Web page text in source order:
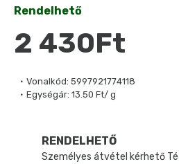
Vonalkód: 5997921774118
Egységár: 13.50 Ft/ g
Rendelhető
2 430Ft
RENDELHETŐ
Személyes átvétel kérhető